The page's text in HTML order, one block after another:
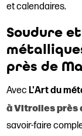
et calendaires.
Soudure
près de
AvecL'Art du
à Vitrolles près
savoir-faire